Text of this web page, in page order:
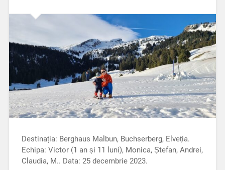
Destinația: Berghaus Malbun, Buchserberg, Elveția.
Echipa: Victor (1 an și 11 luni), Monica, Ștefan, Andrei,
Claudia, M.. Data: 25 decembrie 2023.